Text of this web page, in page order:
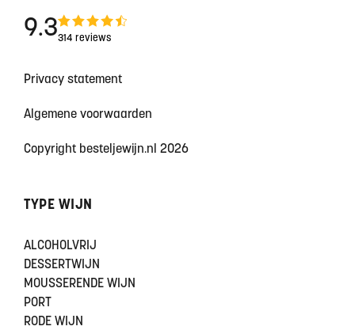
9.3314 reviews
Privacy statement
Algemene voorwaarden
Copyright besteljewijn.nl 2026
TYPE WIJN
ALCOHOLVRIJ
DESSERTWIJN
MOUSSERENDE WIJN
PORT
RODE WIJN